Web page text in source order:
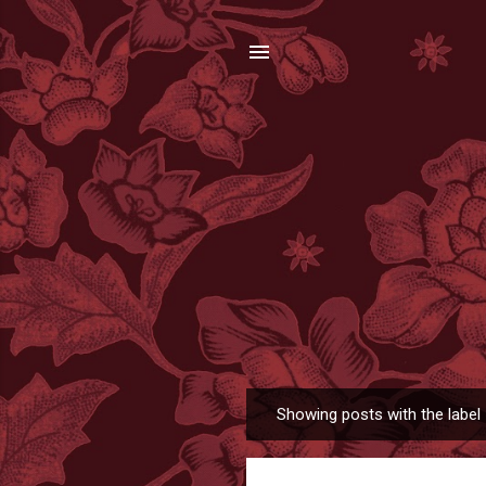
o
Showing posts with the label